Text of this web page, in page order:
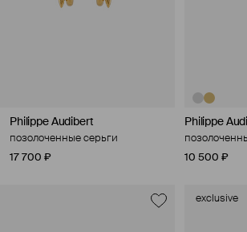
Philippe Audibert
позолоченные серьги
17 700 ₽
Philippe
10 500 ₽
exclusive